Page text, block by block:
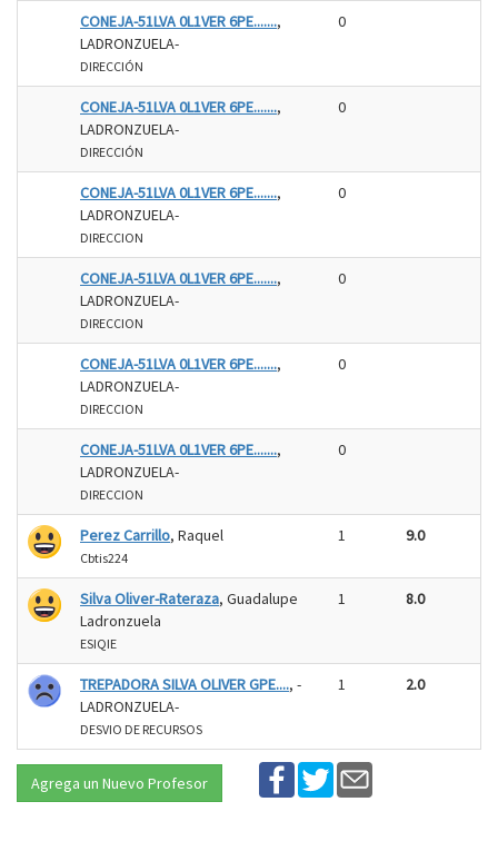
CONEJA-51LVA 0L1VER 6PE.......,
LADRONZUELA-
DIRECCIÓN
0
CONEJA-51LVA 0L1VER 6PE.......,
LADRONZUELA-
DIRECCIÓN
0
CONEJA-51LVA 0L1VER 6PE.......,
LADRONZUELA-
DIRECCION
0
CONEJA-51LVA 0L1VER 6PE.......,
LADRONZUELA-
DIRECCION
0
CONEJA-51LVA 0L1VER 6PE.......,
LADRONZUELA-
DIRECCION
0
CONEJA-51LVA 0L1VER 6PE.......,
LADRONZUELA-
DIRECCION
0
Perez Carrillo, Raquel
Cbtis224
1 9.0
Silva Oliver-Rateraza, Guadalupe
Ladronzuela
ESIQIE
1 8.0
TREPADORA SILVA OLIVER GPE...., -
LADRONZUELA-
DESVIO DE RECURSOS
1 2.0
Agrega un Nuevo Profesor